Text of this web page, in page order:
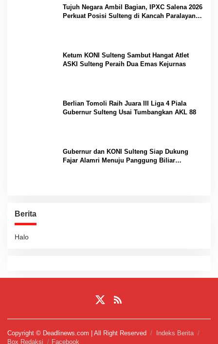
Tujuh Negara Ambil Bagian, IPXC Salena 2026
Perkuat Posisi Sulteng di Kancah Paralayang
Ketum KONI Sulteng Sambut Hangat Atlet
ASKI Sulteng Peraih Dua Emas Kejurnas
Berlian Tomoli Raih Juara III Liga 4 Piala
Gubernur Sulteng Usai Tumbangkan AKL 88
Gubernur dan KONI Sulteng Siap Dukung
Fajar Alamri Menuju Panggung Biliar
Berita
Halo
Copyright © Deadlinews.com | All Right Reserved
Indeks Berita
Box Redaksi
Facebook